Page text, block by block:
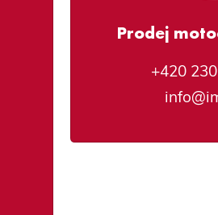
Prodej
+420